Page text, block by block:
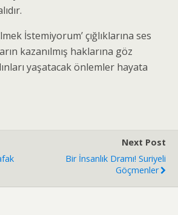
İstemiyorum’ çığlıklarına ses
kazanılmış haklarına göz
yaşatacak önlemler hayata
Next Post
Bir İnsanlık Dramı! Suriyeli
Göçmenler